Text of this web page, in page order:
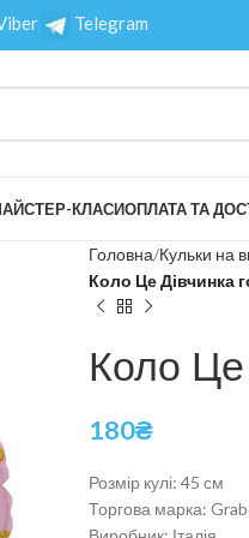
Telegram
КЛАСИОПЛАТА ТА
Головна Кульки на
Коло Це Дівчинка
Коло Це
180₴
Розмір кулі: 45 см
Торгова марка: